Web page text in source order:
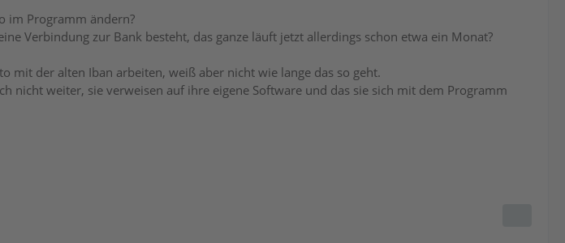
im Programm ändern?
Verbindung zur Bank besteht, das ganze läuft jetzt allerdings schon etwa ein Monat?
mit der alten Iban arbeiten, weiß aber nicht wie lange das so geht.
nicht weiter, sie verweisen auf ihre eigene Software und das sie sich mit dem Programm